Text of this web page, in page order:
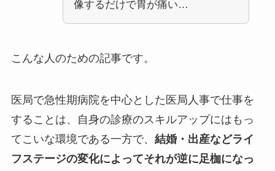
像するだけで胃が痛い…
こんな人のための記事です。
医局で急性期病院を中心とした医局人事で仕事を
することは、自身の診療のスキルアップにはもっ
てこいな環境である一方で、 結婚・出産などライ
フステージの変化によってそれが逆に足枷になっ